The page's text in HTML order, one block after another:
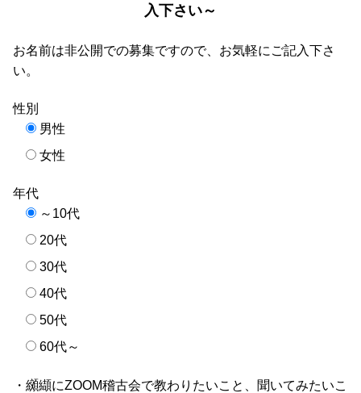
入下さい～
お名前は非公開での募集ですので、お気軽にご記入下さ
い。
性別
男性
女性
年代
～10代
20代
30代
40代
50代
60代～
・纐纈にZOOM稽古会で教わりたいこと、聞いてみたいこ